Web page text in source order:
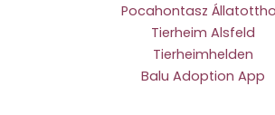
Pocahontasz
Tierheim Alsfeld
Tierheimhelden
Balu Adoption App